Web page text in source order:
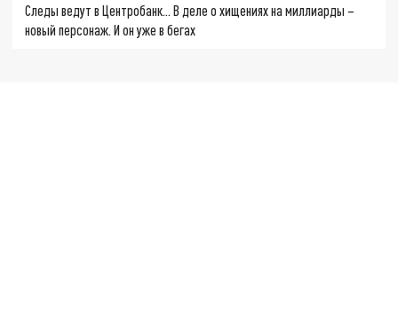
Следы ведут в Центробанк… В деле о хищениях на миллиарды –
новый персонаж. И он уже в бегах